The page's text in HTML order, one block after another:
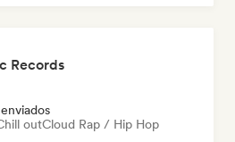
Records
outCloud Rap / Hip Hop